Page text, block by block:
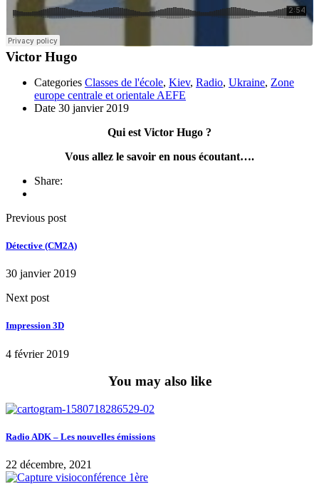
Victor Hugo
Categories Classes de l'école, Kiev, Radio, Ukraine, Zone
europe centrale et orientale AEFE
Date 30 janvier 2019
Qui est Victor Hugo ?
Vous allez le savoir en nous écoutant….
Share:
Previous post
Détective (CM2A)
30 janvier 2019
Next post
Impression 3D
4 février 2019
You may also like
Radio ADK – Les nouvelles émissions
22 décembre, 2021